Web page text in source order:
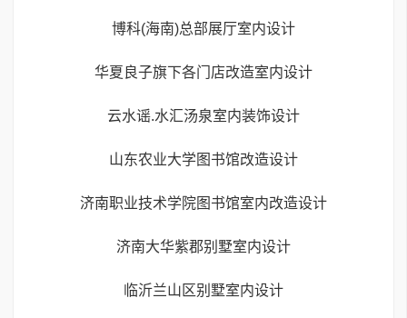
博科(海南)总部展厅室内设计
华夏良子旗下各门店改造室内设计
云水谣.水汇汤泉室内装饰设计
山东农业大学图书馆改造设计
济南职业技术学院图书馆室内改造设计
济南大华紫郡别墅室内设计
临沂兰山区别墅室内设计